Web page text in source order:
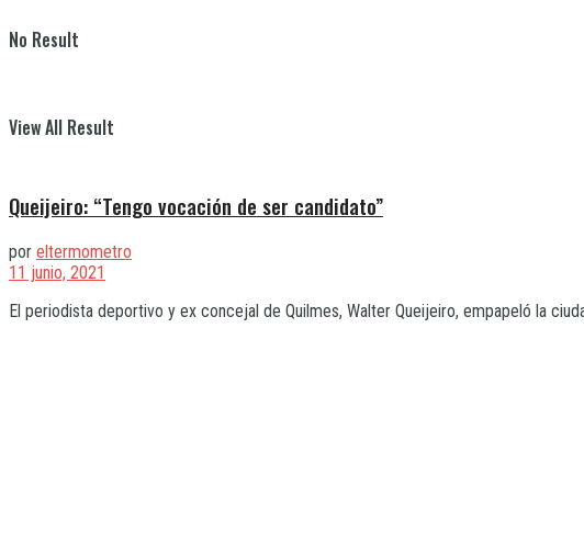
No Result
View All Result
Queijeiro: “Tengo vocación de ser candidato”
por eltermometro
11 junio, 2021
El periodista deportivo y ex concejal de Quilmes, Walter Queijeiro, empapeló la